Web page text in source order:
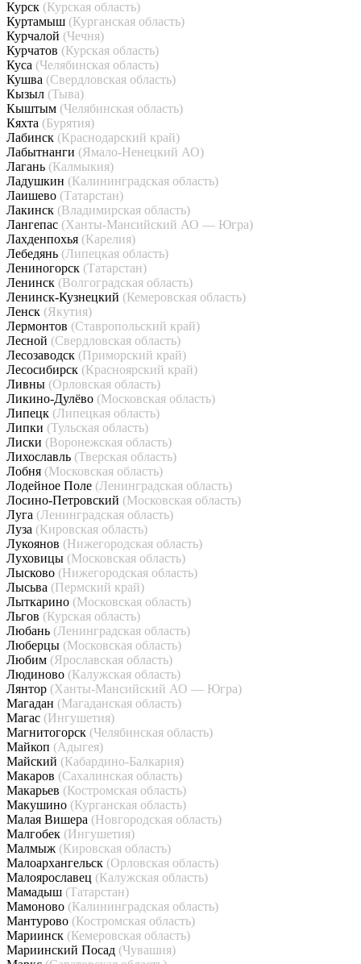
Курск (Курская область)
Куртамыш (Курганская область)
Курчалой (Чечня)
Курчатов (Курская область)
Куса (Челябинская область)
Кушва (Свердловская область)
Кызыл (Тыва)
Кыштым (Челябинская область)
Кяхта (Бурятия)
Лабинск (Краснодарский край)
Лабытнанги (Ямало-Ненецкий АО)
Лагань (Калмыкия)
Ладушкин (Калининградская область)
Лаишево (Татарстан)
Лакинск (Владимирская область)
Лангепас (Ханты-Мансийский АО — Югра)
Лахденпохья (Карелия)
Лебедянь (Липецкая область)
Лениногорск (Татарстан)
Ленинск (Волгоградская область)
Ленинск-Кузнецкий (Кемеровская область)
Ленск (Якутия)
Лермонтов (Ставропольский край)
Лесной (Свердловская область)
Лесозаводск (Приморский край)
Лесосибирск (Красноярский край)
Ливны (Орловская область)
Ликино-Дулёво (Московская область)
Липецк (Липецкая область)
Липки (Тульская область)
Лиски (Воронежская область)
Лихославль (Тверская область)
Лобня (Московская область)
Лодейное Поле (Ленинградская область)
Лосино-Петровский (Московская область)
Луга (Ленинградская область)
Луза (Кировская область)
Лукоянов (Нижегородская область)
Луховицы (Московская область)
Лысково (Нижегородская область)
Лысьва (Пермский край)
Лыткарино (Московская область)
Льгов (Курская область)
Любань (Ленинградская область)
Люберцы (Московская область)
Любим (Ярославская область)
Людиново (Калужская область)
Лянтор (Ханты-Мансийский АО — Югра)
Магадан (Магаданская область)
Магас (Ингушетия)
Магнитогорск (Челябинская область)
Майкоп (Адыгея)
Майский (Кабардино-Балкария)
Макаров (Сахалинская область)
Макарьев (Костромская область)
Макушино (Курганская область)
Малая Вишера (Новгородская область)
Малгобек (Ингушетия)
Малмыж (Кировская область)
Малоархангельск (Орловская область)
Малоярославец (Калужская область)
Мамадыш (Татарстан)
Мамоново (Калининградская область)
Мантурово (Костромская область)
Мариинск (Кемеровская область)
Мариинский Посад (Чувашия)